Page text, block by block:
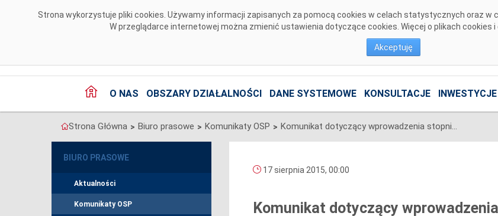
Strona wykorzystuje pliki cookies. Używamy informacji zapisanych za pomocą cookies w celach statystycznych oraz w
W przeglądarce internetowej można zmienić ustawienia dotyczące cookies. Więcej o plikach cookies
Akceptuję
O NAS OBSZARY DZIAŁALNOŚCI DANE SYSTEMOWE KONSULTACJE INWESTYCJE
Strona Główna > Biuro prasowe > Komunikaty OSP > Komunikat dotyczący wprowadzenia stopni zasilania z dnia 17 sierpnia 2015 r. z godz. 19:55
BIURO PRASOWE
Aktualności
Komunikaty OSP
17 sierpnia 2015, 00:00
Komunikat dotyczący